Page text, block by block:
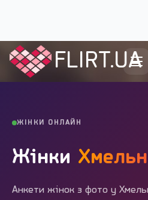
FLIRT.UA
Flirt.ua › Міста України
ЖІНКИ ОНЛАЙН
Жінки
Анкети жінок з фото у